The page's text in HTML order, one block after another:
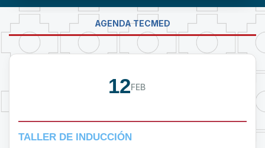
LABORATORIO DE INVESTIGACIÓN -
PROUMSA
AGENDA TECMED
12FEB
TALLER DE INDUCCIÓN